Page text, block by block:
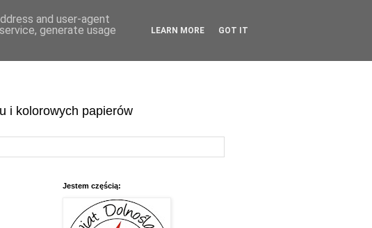
i kolorowych papierów
Jestem częścią:
and user-agent
generate usage
LEARN MORE GOT IT